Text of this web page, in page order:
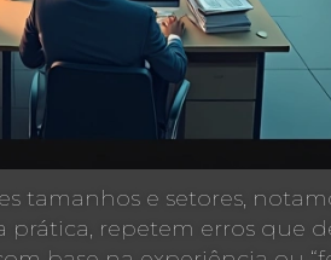
tamanhos e setores,
repetem erros que